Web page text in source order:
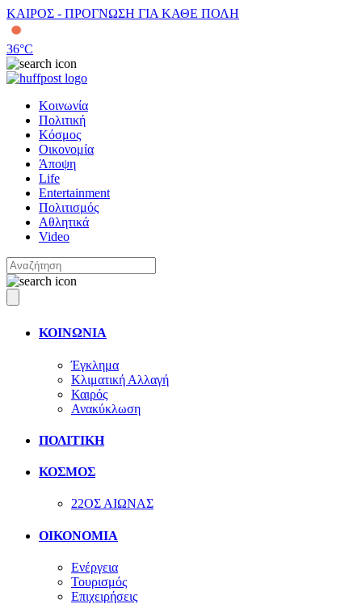
ΚΑΙΡΟΣ - ΠΡΟΓΝΩΣΗ ΓΙΑ ΚΑΘΕ ΠΟΛΗ
36°C
Κοινωνία
Πολιτική
Κόσμος
Οικονομία
Άποψη
Life
Entertainment
Πολιτισμός
Αθλητικά
Video
ΚΟΙΝΩΝΙΑ
Έγκλημα
Κλιματική Αλλαγή
Καιρός
Ανακύκλωση
ΠΟΛΙΤΙΚΗ
ΚΟΣΜΟΣ
22ΟΣ ΑΙΩΝΑΣ
ΟΙΚΟΝΟΜΙΑ
Ενέργεια
Τουρισμός
Επιχειρήσεις